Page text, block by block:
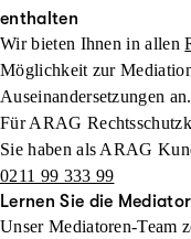
enthalten
Wir bieten Ihnen in allen
Möglichkeit zur
Auseinandersetzungen an.
Für ARAG
Sie haben als ARAG
0211 99 333 99
Lernen Sie die
Unser Mediatoren-Team